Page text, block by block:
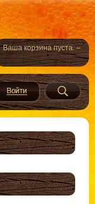
Ваша корзина пуста. –